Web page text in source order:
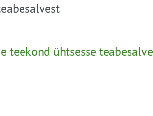
teekond ühtsesse teabesalve